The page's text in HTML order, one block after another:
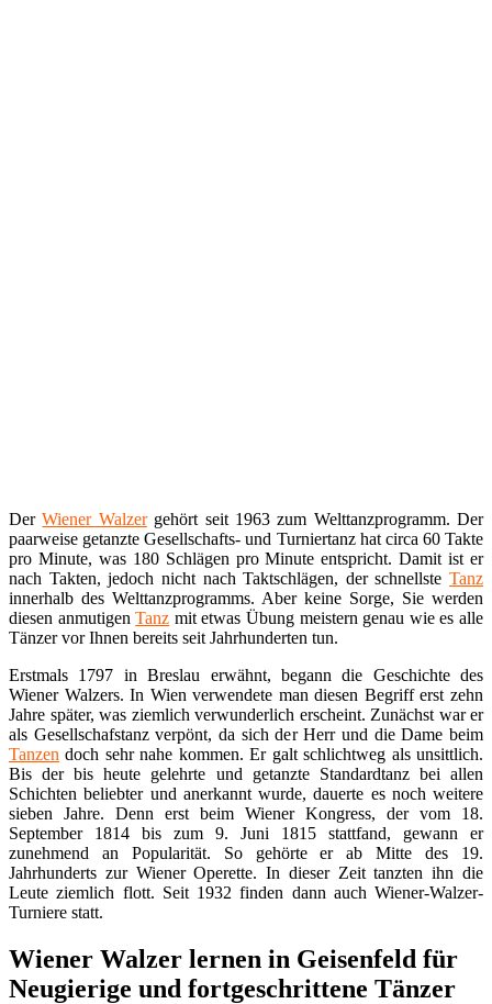
DerWiener Walzergehört seit 1963 zum Welttanzprogramm. Der
paarweise getanzte Gesellschafts- und Turniertanz hat circa 60 Takte
pro Minute, was 180 Schlägen pro Minute entspricht. Damit ist er
nach Takten, jedoch nicht nach Taktschlägen, der schnellste Tanz
innerhalb des Welttanzprogramms. Aber keine Sorge, Sie werden
diesen anmutigenTanz mit etwas Übung meistern genau wie es alle
Tänzer vor Ihnen bereits seit Jahrhunderten tun.
Erstmals 1797 in Breslau erwähnt, begann die Geschichte des
Wiener Walzers. In Wien verwendete man diesen Begriff erst zehn
Jahre später, was ziemlich verwunderlich erscheint. Zunächst war er
als Gesellschafstanz verpönt, da sich der Herr und die Dame beim
Tanzen doch sehr nahe kommen. Er galt schlichtweg als unsittlich.
Bis der bis heute gelehrte und getanzte Standardtanz bei allen
Schichten beliebter und anerkannt wurde, dauerte es noch weitere
sieben Jahre. Denn erst beim Wiener Kongress, der vom 18.
September 1814 bis zum 9. Juni 1815 stattfand, gewann er
zunehmend an Popularität. So gehörte er ab Mitte des 19.
Jahrhunderts zur Wiener Operette. In dieser Zeit tanzten ihn die
Leute ziemlich flott. Seit 1932 finden dann auch Wiener-Walzer-
Turniere statt.
Wiener Walzer lernen in Geisenfeld für
Neugierige und fortgeschrittene Tänzer